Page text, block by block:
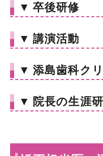
▼ 卒後研修
▼ 講演活動
▼ 添島歯科ク
▼ 院長の生涯